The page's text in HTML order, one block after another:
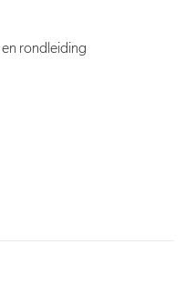
rondleiding